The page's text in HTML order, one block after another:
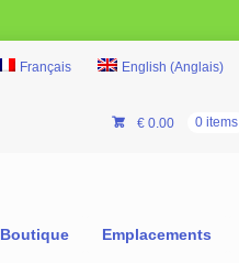
Français English (Anglais)
€0.00 0 items
Boutique Emplacements